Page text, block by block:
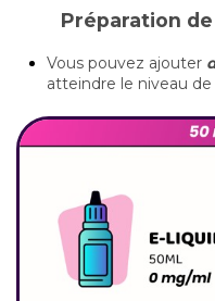
Préparation
Vous pouvez ajouter
atteindre le niveau